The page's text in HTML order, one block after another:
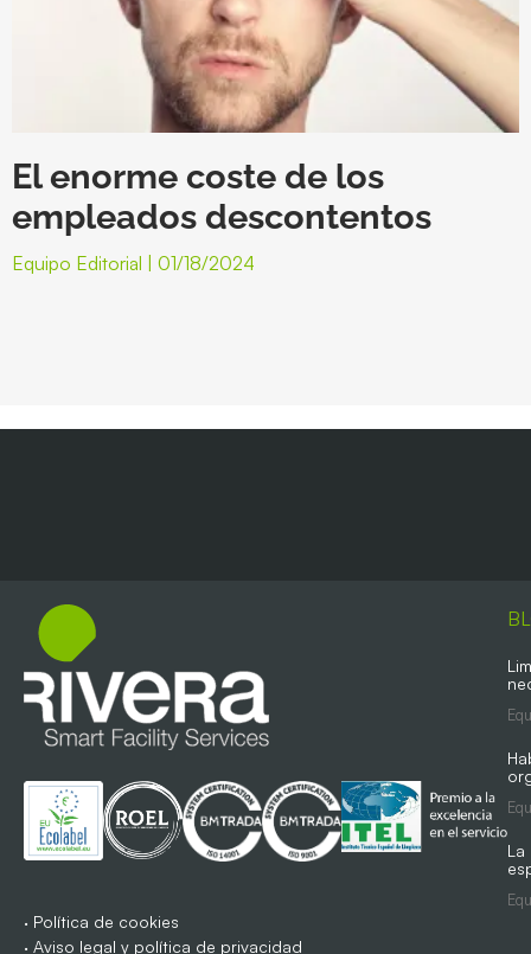
El enorme coste de los
empleados descontentos
Equipo Editorial 01/18/2024
· Política de cookies
· Aviso legal y política de privacidad